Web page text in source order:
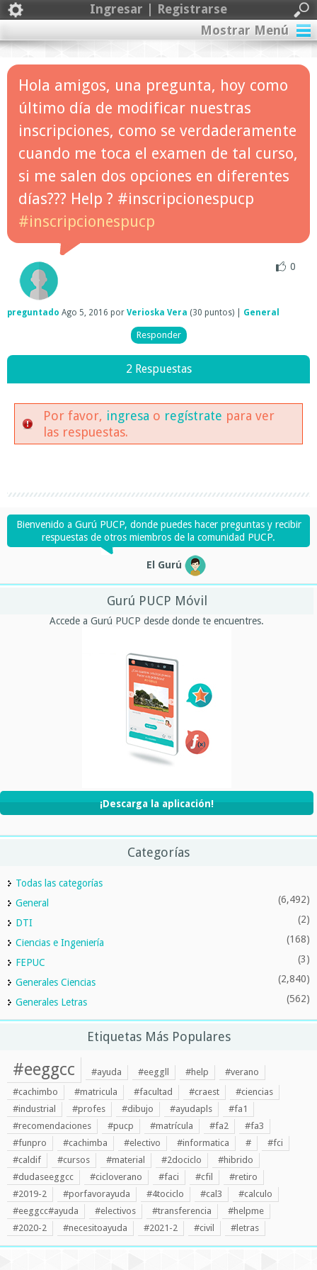
Ingresar | Registrarse
Mostrar Menú
Hola amigos, una pregunta, hoy como
último día de modificar nuestras
inscripciones, como se verdaderamente
cuando me toca el examen de tal curso,
si me salen dos opciones en diferentes
días??? Help ? #inscripcionespucp
#inscripcionespucp
0
preguntado Ago 5, 2016 por Verioska Vera (30 puntos) General
2 Respuestas
Por favor, ingresa o regístrate para ver
las respuestas.
Bienvenido a Gurú PUCP, donde puedes hacer preguntas y recibir
respuestas de otros miembros de la comunidad PUCP.
El Gurú
Gurú PUCP Móvil
Accede a Gurú PUCP desde donde te encuentres.
¡Descarga la aplicación!
Categorías
Todas las categorías
General
(6,492)
DTI (2)
Ciencias e Ingeniería (168)
FEPUC (3)
Generales Ciencias (2,840)
Generales Letras (562)
Etiquetas Más Populares
#eeggcc #ayuda #eeggll #help
#verano
#cachimbo
#matricula #facultad #craest
#ciencias
#industrial
#profes #dibujo #ayudapls
#fa1
#recomendaciones
#pucp #matrícula #fa2
#fa3
#funpro
#cachimba #electivo #informatica #
#fci
#caldif
#cursos #material #2dociclo
#hibrido
#dudaseeggcc
#cicloverano #faci #cfil
#retiro
#2019-2
#porfavorayuda #4tociclo #cal3
#calculo
#eeggcc#ayuda
#electivos #transferencia
#helpme
#2020-2
#necesitoayuda #2021-2 #civil #letras